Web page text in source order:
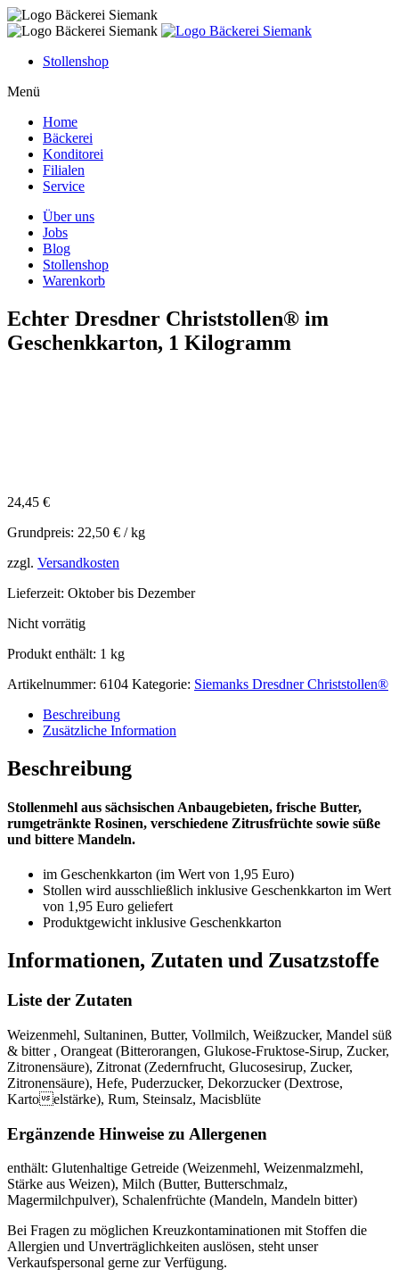
Skip
to
Stollenshop
Menü
Home
Bäckerei
Konditorei
Filialen
Service
Über uns
Jobs
Blog
Stollenshop
Warenkorb
Echter Dresdner Christstollen® im
Geschenkkarton, 1 Kilogramm
24,45 €
Grundpreis: 22,50 € /kg
zzgl. Versandkosten
Lieferzeit: Oktober bis Dezember
Nicht vorrätig
Produkt enthält: 1 kg
Artikelnummer: 6104 Kategorie: Siemanks Dresdner Christstollen®
Beschreibung
Zusätzliche Information
Beschreibung
Stollenmehl aus sächsischen Anbaugebieten, frische Butter,
rumgetränkte Rosinen, verschiedene Zitrusfrüchte sowie süße
und bittere Mandeln.
im Geschenkkarton (im Wert von 1,95 Euro)
Stollen wird ausschließlich inklusive Geschenkkarton im Wert
von 1,95 Euro geliefert
Produktgewicht inklusive Geschenkkarton
Informationen, Zutaten und Zusatzstoffe
Liste der Zutaten
Weizenmehl, Sultaninen, Butter, Vollmilch, Weißzucker, Mandel süß
& bitter , Orangeat (Bitterorangen, Glukose-Fruktose-Sirup, Zucker,
Zitronensäure), Zitronat (Zedernfrucht, Glucosesirup, Zucker,
Zitronensäure), Hefe, Puderzucker, Dekorzucker (Dextrose,
Kartoelstärke), Rum, Steinsalz, Macisblüte
Ergänzende Hinweise zu Allergenen
enthält: Glutenhaltige Getreide (Weizenmehl, Weizenmalzmehl,
Stärke aus Weizen), Milch (Butter, Butterschmalz,
Magermilchpulver), Schalenfrüchte (Mandeln, Mandeln bitter)
Bei Fragen zu möglichen Kreuzkontaminationen mit Stoffen die
Allergien und Unverträglichkeiten auslösen, steht unser
Verkaufspersonal gerne zur Verfügung.